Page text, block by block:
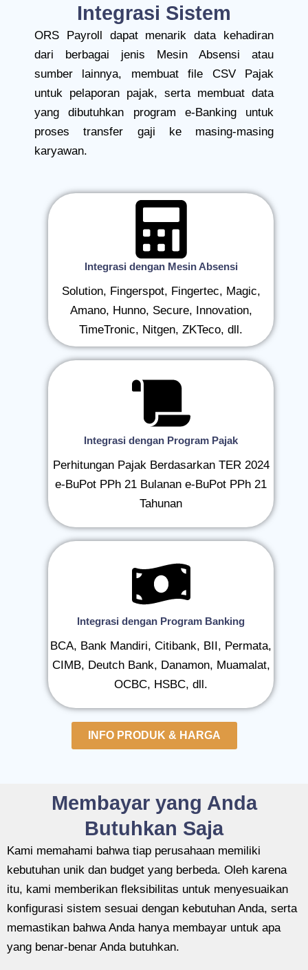
Integrasi Sistem
ORS Payroll dapat menarik data kehadiran
dari berbagai jenis Mesin Absensi atau
sumber lainnya, membuat file CSV Pajak
untuk pelaporan pajak, serta membuat data
yang dibutuhkan program e-Banking untuk
proses transfer gaji ke masing-masing
karyawan.
Integrasi dengan Mesin Absensi
Solution, Fingerspot, Fingertec, Magic,
Amano, Hunno, Secure, Innovation,
TimeTronic, Nitgen, ZKTeco, dll.
Integrasi dengan Program Pajak
Perhitungan Pajak Berdasarkan TER 2024
e-BuPot PPh 21 Bulanan e-BuPot PPh 21
Tahunan
Integrasi dengan Program Banking
BCA, Bank Mandiri, Citibank, BII, Permata,
CIMB, Deutch Bank, Danamon, Muamalat,
OCBC, HSBC, dll.
INFO PRODUK & HARGA
Membayar yang Anda
Butuhkan Saja
Kami memahami bahwa tiap perusahaan memiliki
kebutuhan unik dan budget yang berbeda. Oleh karena
itu, kami memberikan fleksibilitas untuk menyesuaikan
konfigurasi sistem sesuai dengan kebutuhan Anda, serta
memastikan bahwa Anda hanya membayar untuk apa
yang benar-benar Anda butuhkan.